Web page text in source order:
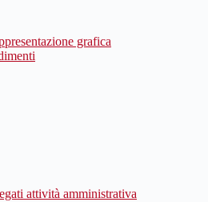
grafica
attività amministrativa